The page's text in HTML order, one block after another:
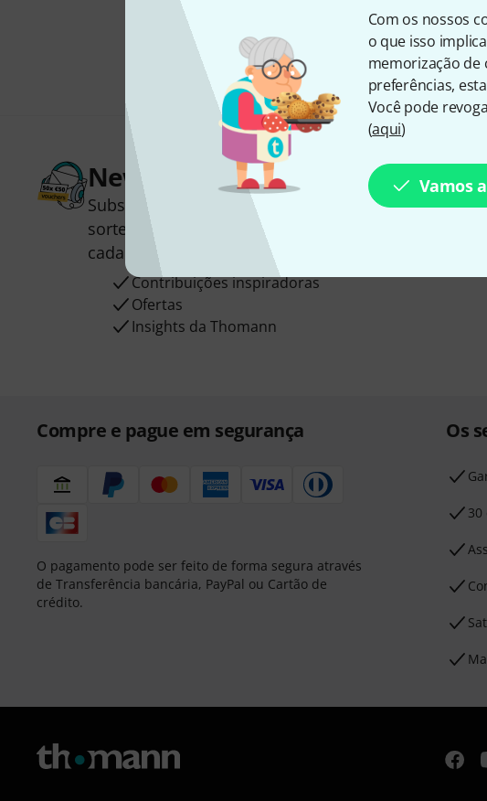
Com os nossos
o que isso
memorização de
preferências,
Você pode
(aqui)
Vamos
Newsletter Thomann
Subscreva a Newsletter da Thomann em inglês e
sorte você poderá ganhar um dos
cada!
Contribuições inspiradoras
Ofertas
Insights da Thomann
Compre e pague em segurança
O pagamento pode ser feito de forma segura através
de Transferência bancária, PayPal ou Cartão de
crédito.
Os